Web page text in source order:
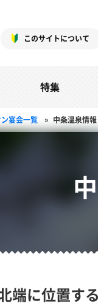
このサイトについて
特集
宴会一覧 » 中条温泉情報
端に位置す